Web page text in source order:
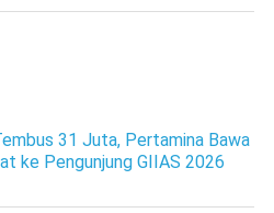
31 Juta, Pertamina Bawa
ke Pengunjung GIIAS 2026